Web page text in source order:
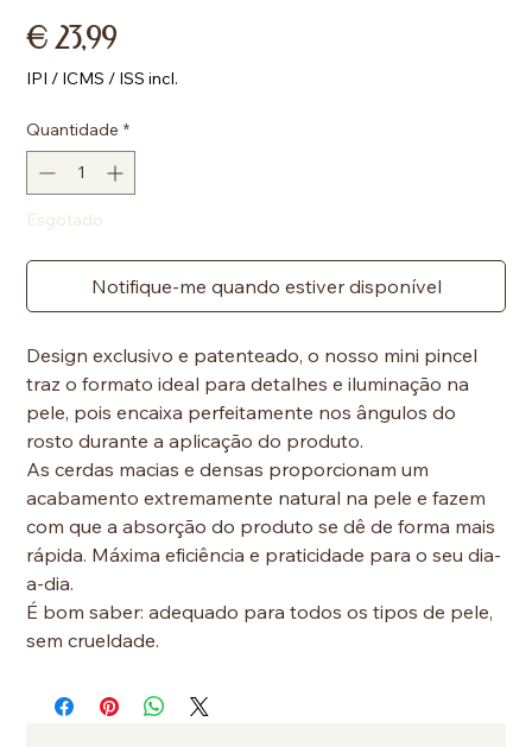
€ 23,99Preço
IPI / ICMS / ISS incl.
Quantidade *
Esgotado
Notifique-me quando estiver disponível
Design exclusivo e patenteado, o nosso mini pincel
traz o formato ideal para detalhes e iluminação na
pele, pois encaixa perfeitamente nos ângulos do
rosto durante a aplicação do produto.
As cerdas macias e densas proporcionam um
acabamento extremamente natural na pele e fazem
com que a absorção do produto se dê de forma mais
rápida. Máxima eficiência e praticidade para o seu dia-
a-dia.
É bom saber: adequado para todos os tipos de pele,
sem crueldade.